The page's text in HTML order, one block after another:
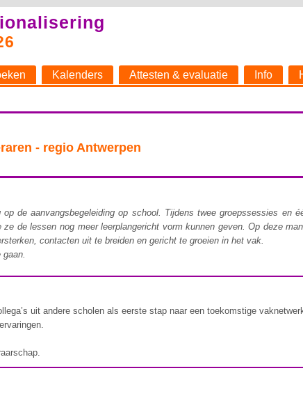
Kalenders Attesten & evaluatie Info
- regio Antwerpen
de aanvangsbegeleiding op school. Tijdens twee groepssessies en
de lessen nog meer leerplangericht vorm kunnen geven. Op deze
contacten uit te breiden en gericht te groeien in het vak.
uit andere scholen als eerste stap naar een toekomstige